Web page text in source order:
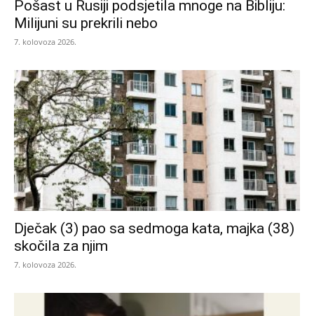
Pošast u Rusiji podsjetila mnoge na Bibliju:
Milijuni su prekrili nebo
7. kolovoza 2026.
Dječak (3) pao sa sedmoga kata, majka (38)
skočila za njim
7. kolovoza 2026.